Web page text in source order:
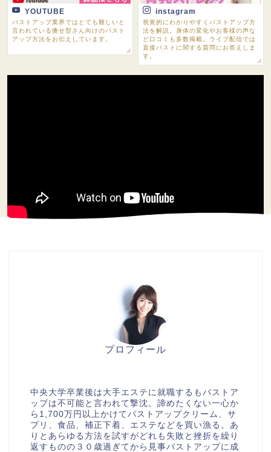
YOUTUBE
バストアップ業界ではとても難しいと
言われている痩せ型さん向けのバスト
アップ方法をお伝えしています。
instagram
視覚的にわかりやすくバストアップ方
法を解説。身体の変化やお客様の声な
ど口コミも多数掲載。ライブ配信では
直接バストに関する質問にお答えしま
す。
プロフィール
中央大学卒業後は大手エステに就職するもバストア
ップは不可能と言われて撃沈。諦めたくない一心か
ら1,700万円以上かけてバストアップクリーム、サ
プリ、食品、補正下着、エステなどを買い漁る。あ
りとあらゆる方法を試すがどれも失敗と挫折を繰り
返すものの３０歳過ぎてから見事バストアップに成